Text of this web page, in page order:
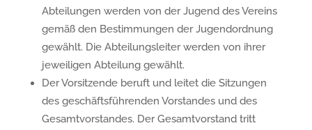
Abteilungen werden von der Jugend des Vereins
gemäß den Bestimmungen der Jugendordnung
gewählt. Die Abteilungsleiter werden von ihrer
jeweiligen Abteilung gewählt.
Der Vorsitzende beruft und leitet die Sitzungen
des geschäftsführenden Vorstandes und des
Gesamtvorstandes. Der Gesamtvorstand tritt